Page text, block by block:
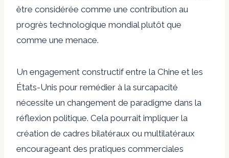
être considérée comme une contribution au
progrès technologique mondial plutôt que
comme une menace.
Un engagement constructif entre la Chine et les
États-Unis pour remédier à la surcapacité
nécessite un changement de paradigme dans la
réflexion politique. Cela pourrait impliquer la
création de cadres bilatéraux ou multilatéraux
encourageant des pratiques commerciales